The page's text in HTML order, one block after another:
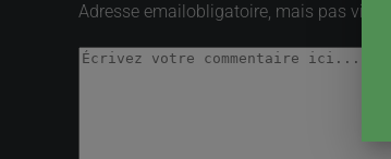
Adresse emailobligatoire, mais pas visible